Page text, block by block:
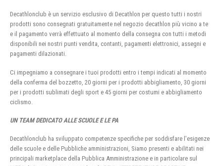
Decathlonclub è un servizio esclusivo di Decathlon per questo tutti i nostri
prodotti sono consegnati gratuitamente nel negozio decathlon più vicino a te
e il pagamento verrà effettuato al momento della consegna con tutti i metodi
disponibili nei nostri punti vendita, contanti, pagamenti elettronici, assegni e
pagamenti dilazionati.
Ci impegniamo a consegnare i tuoi prodotti entro i tempi indicati al momento
della conferma del bozzetto, 20 giorni per i prodotti abbigliamento, 30 giorni
per i prodotti sublimati degli sport e 45 giorni per costumi e abbigliamento
ciclismo.
UN TEAM DEDICATO ALLE SCUOLE E LE PA
Decathlonclub ha sviluppato competenze specifiche per soddisfare l’esigenze
delle scuole e delle Pubbliche amministrazioni, Siamo presenti e abilitati nei
principali marketplace della Pubblica Amministrazione e in particolare sul